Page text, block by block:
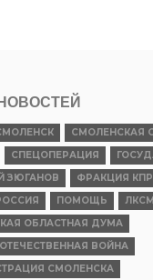
СМОЛЕНСКАЯ
СПЕЦОПЕРАЦИЯ
ЗЮГАНОВ
ФРАКЦИЯ
ПОМОЩЬ
ОБЛАСТНАЯ ДУМА
ВОЙНА
СМОЛЕНСКА